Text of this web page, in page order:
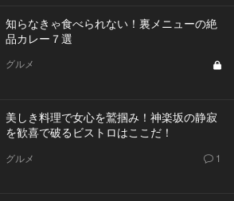
知らなきゃ食べられない！裏メニューの絶
品カレー７選
グルメ
美しき料理で女心を鷲掴み！神楽坂の静寂
を歓喜で破るビストロはここだ！
グルメ 1